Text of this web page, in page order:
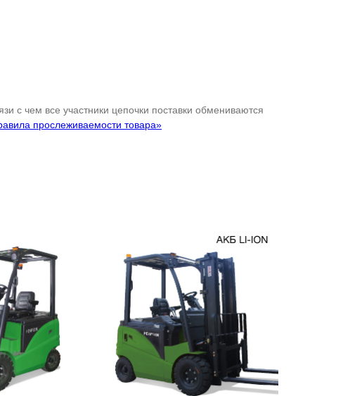
с чем все участники цепочки поставки обмениваются
прослеживаемости товара»